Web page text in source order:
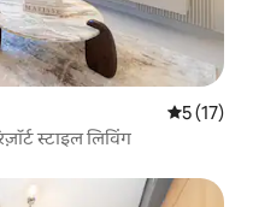
औसत रेटिंग
5 (17)
स्टाइल लिविंग